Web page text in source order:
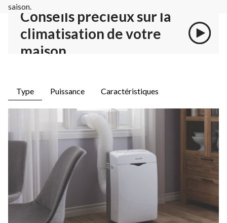
saison.
Conseils précieux sur la
climatisation de votre
maison
Type Puissance Caractéristiques